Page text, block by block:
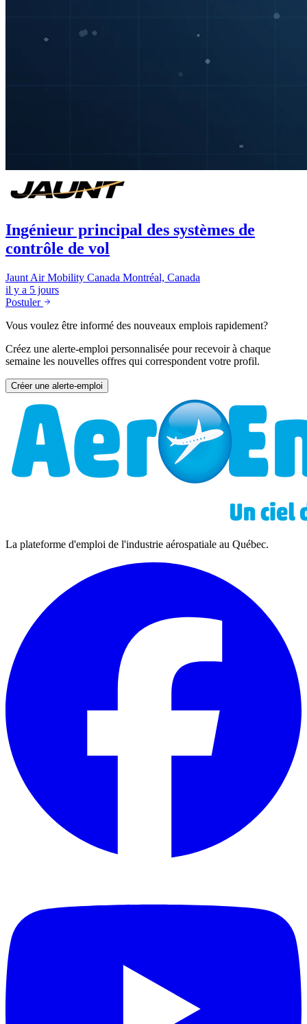
Ingénieur principal des systèmes de
contrôle de vol
Jaunt Air Mobility Canada Montréal, Canada
il y a 5 jours
Postuler
Vous voulez être informé des nouveaux emplois rapidement?
Créez une alerte-emploi personnalisée pour recevoir à chaque
semaine les nouvelles offres qui correspondent votre profil.
Créer une alerte-emploi
La plateforme d'emploi de l'industrie aérospatiale au Québec.